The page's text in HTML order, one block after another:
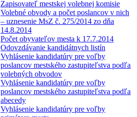
Zapisovateľ mestskej volebnej komisie
Volebné obvody a počet poslancov v nich
– uznesenie MsZ č. 275/2014 zo dňa
14.8.2014
Počet obyvateľov mesta k 17.7.2014
Odovzdávanie kandidátnych listín
Vyhlásenie kandidatúry pre voľby
poslancov mestského zastupiteľstva podľa
volebných obvodov
Vyhlásenie kandidatúry pre voľby
poslancov mestského zastupiteľstva podľa
abecedy
Vyhlásenie kandidatúry pre voľby